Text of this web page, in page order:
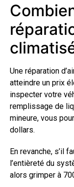
Une réparation
atteindre un prix
inspecter votre
remplissage de
mineure, vous
dollars.
En revanche, s’il
l’entièreté du
alors grimper à